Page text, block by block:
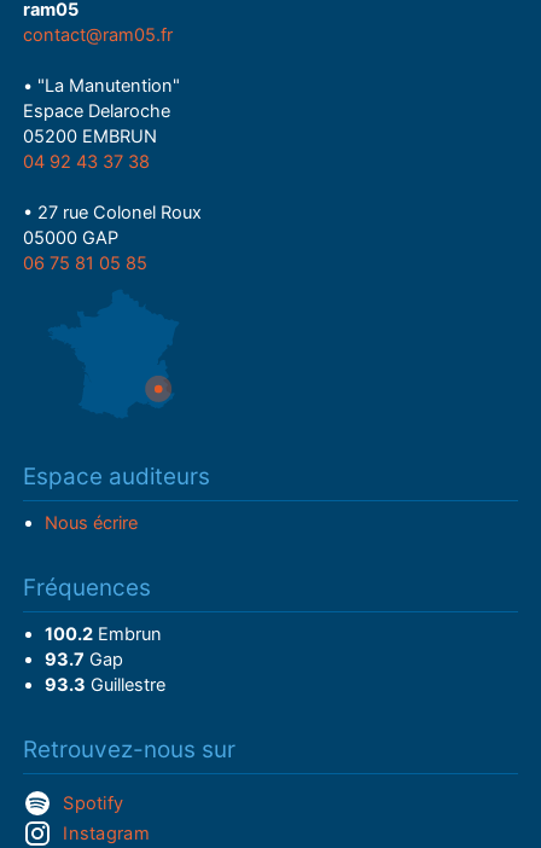
ram05
contact@ram05.fr
• "La Manutention"
Espace Delaroche
05200 EMBRUN
04 92 43 37 38
• 27 rue Colonel Roux
05000 GAP
06 75 81 05 85
Espace auditeurs
Nous écrire
Fréquences
100.2Embrun
93.7 Gap
93.3 Guillestre
Retrouvez-nous sur
Spotify
Instagram